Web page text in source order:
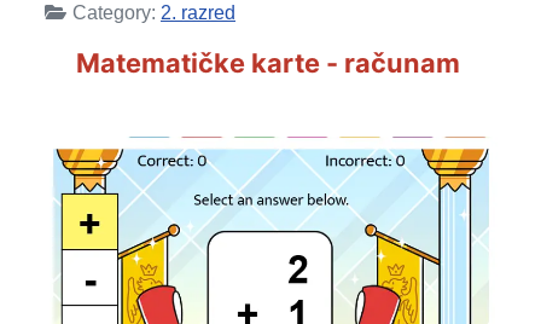
Category: 2. razred
Matematičke karte - računam